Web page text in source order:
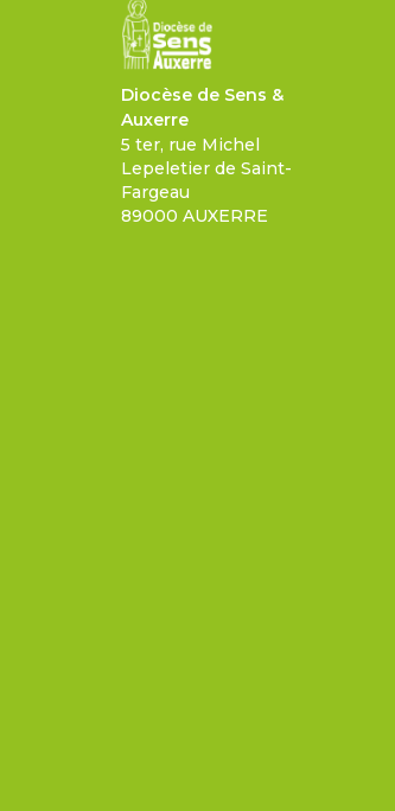
Diocèse de Sens &
Auxerre
5 ter, rue Michel
Lepeletier de Saint-
Fargeau
89000 AUXERRE